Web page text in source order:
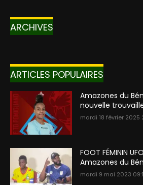
ARCHIVES
ARTICLES POPULAIRES
Amazones du
nouvelle
mardi 18 février 2025
FOOT FÉMININ
Amazones du
mardi 9 mai 2023